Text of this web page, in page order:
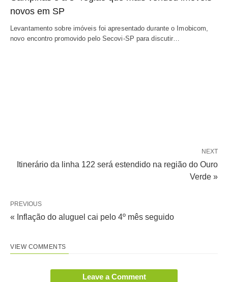
novos em SP
Levantamento sobre imóveis foi apresentado durante o Imobicom,
novo encontro promovido pelo Secovi-SP para discutir…
NEXT
Itinerário da linha 122 será estendido na região do Ouro
Verde »
PREVIOUS
« Inflação do aluguel cai pelo 4º mês seguido
VIEW COMMENTS
Leave a Comment